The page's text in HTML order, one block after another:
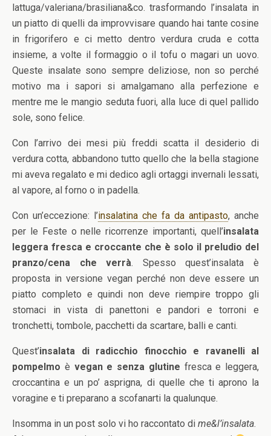
lattuga/valeriana/brasiliana&co. trasformando l’insalata in
un piatto di quelli da improvvisare quando hai tante cosine
in frigorifero e ci metto dentro verdura cruda e cotta
insieme, a volte il formaggio o il tofu o magari un uovo.
Queste insalate sono sempre deliziose, non so perché
motivo ma i sapori si amalgamano alla perfezione e
mentre me le mangio seduta fuori, alla luce di quel pallido
sole, sono felice.
Con l’arrivo dei mesi più freddi scatta il desiderio di
verdura cotta, abbandono tutto quello che la bella stagione
mi aveva regalato e mi dedico agli ortaggi invernali lessati,
al vapore, al forno o in padella.
Con un’eccezione: l’insalatina che fa da antipasto, anche
per le Feste o nelle ricorrenze importanti, quell’insalata
leggera fresca e croccante che è solo il preludio del
pranzo/cena che verrà. Spesso quest’insalata è
proposta in versione vegan perché non deve essere un
piatto completo e quindi non deve riempire troppo gli
stomaci in vista di panettoni e pandori e torroni e
tronchetti, tombole, pacchetti da scartare, balli e canti.
Quest’insalata di radicchio finocchio e ravanelli al
pompelmo è vegan e senza glutine fresca e leggera,
croccantina e un po’ asprigna, di quelle che ti aprono la
voragine e ti preparano a scofanarti la qualunque.
Insomma in un post solo vi ho raccontato di me&l’insalata.